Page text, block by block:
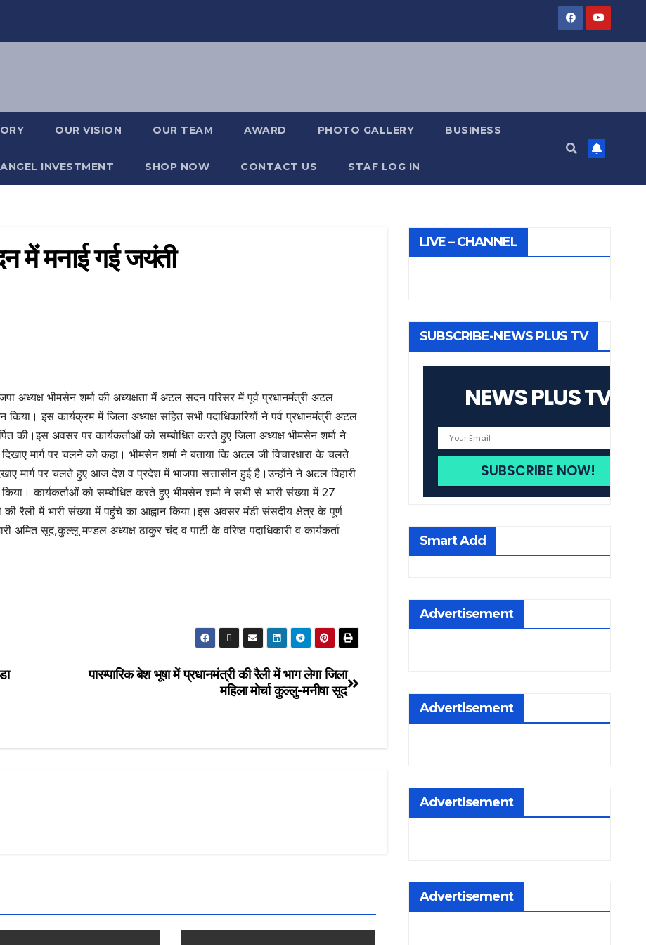
OUR VISION OUR TEAM AWARD PHOTO GALLERY BUSINESS
ANGEL INVESTMENT SHOP NOW CONTACT US STAF LOG IN
में मनाई गई जयंती
अध्यक्ष भीमसेन शर्मा की अध्यक्षता में अटल सदन परिसर में पूर्व प्रधानमंत्री अटल
किया। इस कार्यक्रम में जिला अध्यक्ष सहित सभी पदाधिकारियों ने पर्व प्रधानमंत्री अटल
की।इस अवसर पर कार्यकर्ताओं को सम्बोधित करते हुए जिला अध्यक्ष भीमसेन शर्मा ने
मार्ग पर चलने को कहा। भीमसेन शर्मा ने बताया कि अटल जी विचारधारा के चलते
मार्ग पर चलते हुए आज देश व प्रदेश में भाजपा सत्तासीन हुई है।उन्होंने ने अटल विहारी
किया। कार्यकर्ताओं को सम्बोधित करते हुए भीमसेन शर्मा ने सभी से भारी संख्या में 27
की रैली में भारी संख्या में पहुंचे का आह्वान किया।इस अवसर मंडी संसदीय क्षेत्र के पूर्ण
अमित सूद,कुल्लू मण्डल अध्यक्ष ठाकुर चंद व पार्टी के वरिष्ठ पदाधिकारी व कार्यकर्ता
पारम्पारिक बेश भूषा में प्रधानमंत्री की रैली में भाग लेगा जिला
महिला मोर्चा कुल्लु-मनीषा सूद
LIVE – CHANNEL
SUBSCRIBE-NEWS PLUS TV
NEWS PLUS TV
Smart Add
Advertisement
Advertisement
Advertisement
Advertisement